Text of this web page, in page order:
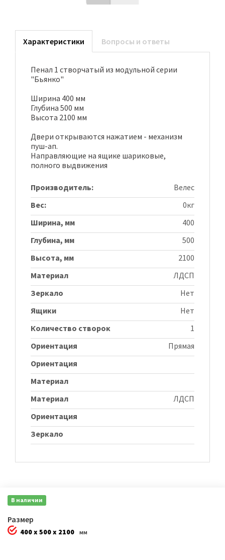
Характеристики Вопросы и ответы
Пенал 1 створчатый из модульной серии
"Бьянко"
Ширина 400 мм
Глубина 500 мм
Высота 2100 мм
Двери открываются нажатием - механизм
пуш-ап.
Направляющие на ящике шариковые,
полного выдвижения
Производитель:
Велес
Вес:
0кг
Ширина, мм
400
Глубина, мм
500
Высота, мм
2100
Материал
ЛДСП
Зеркало
Нет
Ящики
Нет
Количество створок
1
Ориентация
Прямая
Ориентация
Материал
Материал
ЛДСП
Ориентация
Зеркало
В наличии
Размер
400 x 500 x 2100 мм